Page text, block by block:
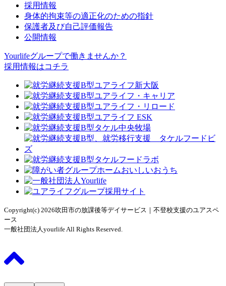
採用情報
身体的拘束等の適正化のための指針
保護者及び自己評価報告
公開情報
Yourlifeグループで働きませんか？
採用情報はコチラ
Copyright(c) 2026吹田市の放課後等デイサービス｜不登校支援のユアスペ
ース
一般社団法人yourlife All Rights Reserved.